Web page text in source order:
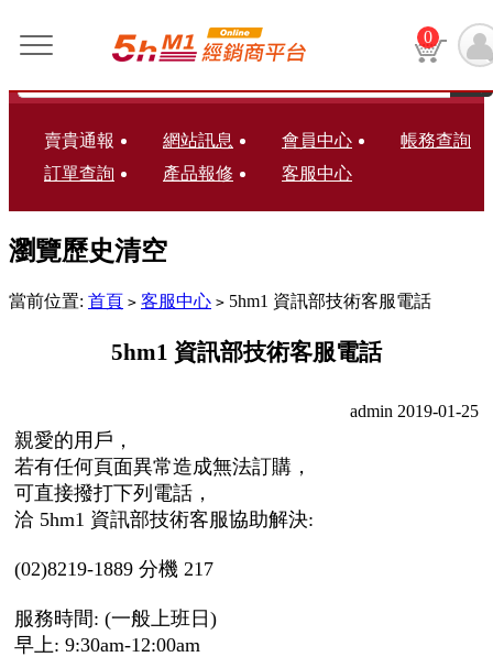
0
賣貴通報 網站訊息 會員中心
帳務查詢
訂單查詢
產品報修 客服中心
瀏覽歷史清空
當前位置: 首頁 > 客服中心 > 5hm1 資訊部技術客服電話
5hm1 資訊部技術客服電話
admin 2019-01-25
親愛的用戶，
若有任何頁面異常造成無法訂購，
可直接撥打下列電話，
洽 5hm1 資訊部技術客服協助解決:
(02)8219-1889 分機 217
服務時間: (一般上班日)
早上: 9:30am-12:00am